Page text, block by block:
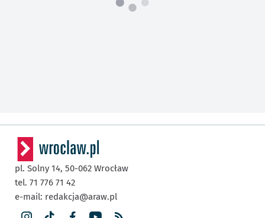
pl. Solny 14, 50-062 Wrocław
tel. 71 776 71 42
e-mail: redakcja@araw.pl